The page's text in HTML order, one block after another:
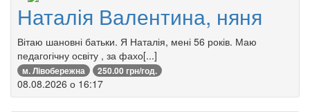
Наталія Валентина, няня
Вітаю шановні батьки. Я Наталія, мені 56 років. Маю
педагогічну освіту , за фахо[...]
м. Лівобережна 250.00 грн/год.
08.08.2026 о 16:17